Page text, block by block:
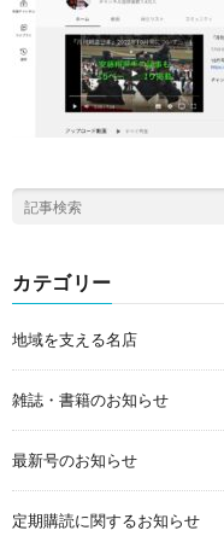
カテゴリー
地域を支える名店
雑誌・書籍のお知らせ
最新号のお知らせ
定期購読に関するお知らせ